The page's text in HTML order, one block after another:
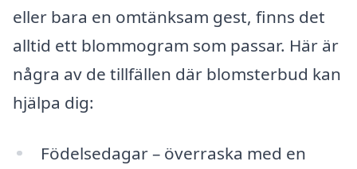
eller bara en omtänksam gest, finns det
alltid ett blommogram som passar. Här är
några av de tillfällen där blomsterbud kan
hjälpa dig:
Födelsedagar – överraska med en